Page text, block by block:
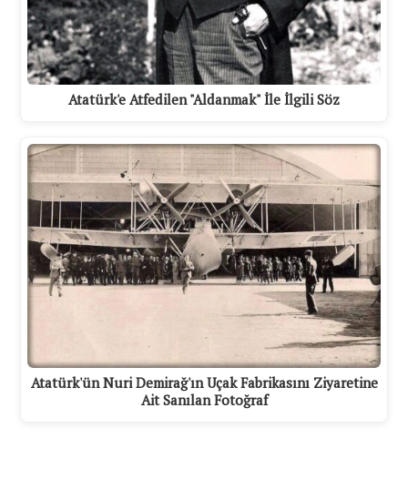
Atatürk'e Atfedilen "Aldanmak" İle İlgili Söz
Atatürk'ün Nuri Demirağ'ın Uçak Fabrikasını Ziyaretine
Ait Sanılan Fotoğraf